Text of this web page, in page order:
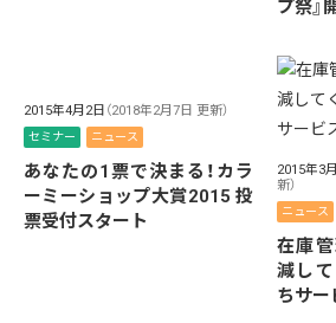
プ祭』
2015年4月2日 （2018年2月7日 更新）
セミナー ニュース
あなたの1票で決まる！カラ
ーミーショップ大賞2015 投
票受付スタート
2015年3
新）
ニュース
在庫
減し
ちサー